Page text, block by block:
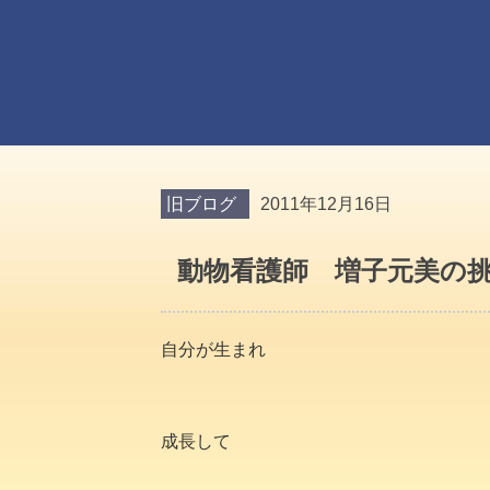
旧ブログ 2011年12月16日
動物看護師 増子元美の
自分が生まれ
成長して